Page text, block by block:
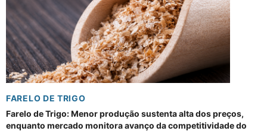
FARELO DE TRIGO
Farelo de Trigo: Menor produção sustenta alta dos preços,
enquanto mercado monitora avanço da competitividade do